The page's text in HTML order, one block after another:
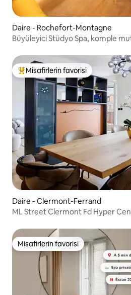
Daire - Rochefort-Montagne
Büyüleyici Stüdyo Spa, komple
Misafirlerin favorilerinden en
Misafirlerin favorisi
Daire - Clermont-Ferrand
ML Street Clermont Fd Hyper
Misafirlerin favorisi
Misafirlerin favorisi